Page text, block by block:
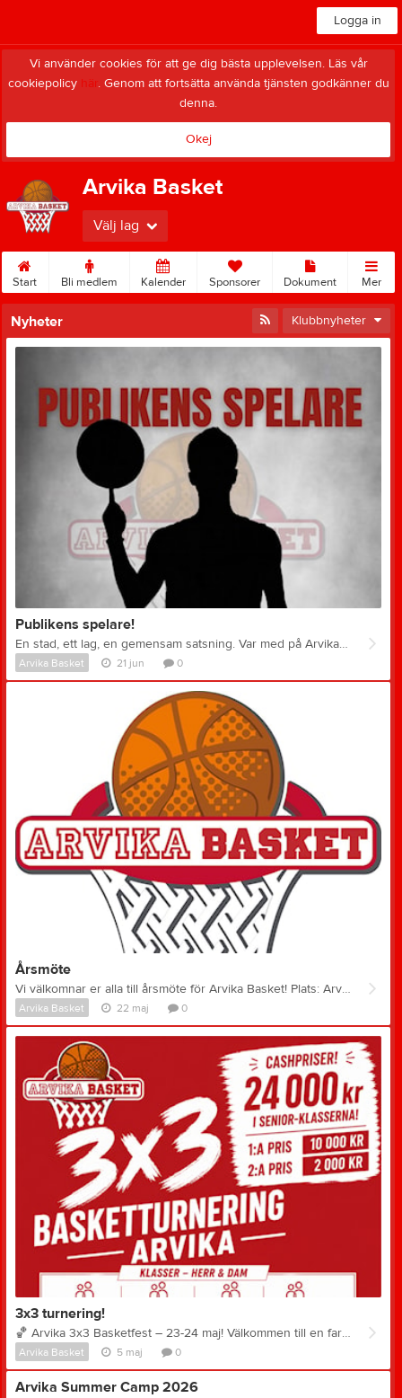
Logga in
Vi använder cookies för att ge dig bästa upplevelsen. Läs vår
cookiepolicy här. Genom att fortsätta använda tjänsten godkänner du
denna.
Okej
Arvika Basket
Välj lag
Start Bli medlem Kalender Sponsorer Dokument Mer
Nyheter Klubbnyheter
Publikens spelare!
En stad, ett lag, en gemensam satsning. Var med på Arvika Baskets resa i basketettan. Tillsammans bygger vi ett starkare herrlag inför vinterns matcher. Vill du se mer basketunderhållning i sporthallen? Stöd vår insamling och hjälp oss hämta hem en toppspelare! 🌟 Swisha valfritt belopp till: 123 170 57 22 Märk din swish med ”Publiken spelare” Inget belopp är för litet, inget belopp är för stort... Tack för att du är en del av vår resa! 🏀
Arvika Basket 21 jun 0
Årsmöte
Vi välkomnar er alla till årsmöte för Arvika Basket! Plats: Arvika Baskets Klubblokal, Köpmangatan 14 Tid: 18:00 Datum: 30/6
Arvika Basket 22 maj 0
3x3 turnering!
🏀 Arvika 3x3 Basketfest – 23-24 maj! Välkommen till en fartfylld dag med streetbasket, energi och tävlingsglädje i Arvika! Den 23-24 maj förvandlas torget till en levande basketarena när vi arrangerar Arvika 3x3 Basketfest. Vi spelar i klasserna U14, U16, U18, Senior och Motion – både för herr och dam. Oavsett om du satsar på att vinna eller bara vill spela för glädjen är du varmt välkommen att delta.
Arvika Basket 5 maj 0
Arvika Summer Camp 2026